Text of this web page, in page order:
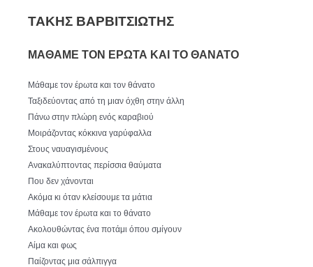
ΤΑΚΗΣ ΒΑΡΒΙΤΣΙΩΤΗΣ
ΜΑΘΑΜΕ ΤΟΝ ΕΡΩΤΑ ΚΑΙ ΤΟ ΘΑΝΑΤΟ
Μάθαμε τον έρωτα και τον θάνατο
Ταξιδεύοντας από τη μιαν όχθη στην άλλη
Πάνω στην πλώρη ενός καραβιού
Μοιράζοντας κόκκινα γαρύφαλλα
Στους ναυαγισμένους
Ανακαλύπτοντας περίσσια θαύματα
Που δεν χάνονται
Ακόμα κι όταν κλείσουμε τα μάτια
Μάθαμε τον έρωτα και το θάνατο
Ακολουθώντας ένα ποτάμι όπου σμίγουν
Αίμα και φως
Παίζοντας μια σάλπιγγα